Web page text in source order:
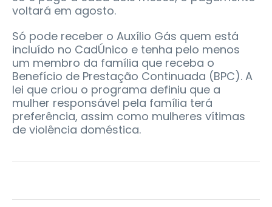
voltará em agosto.
Só pode receber o Auxílio Gás quem está
incluído no CadÚnico e tenha pelo menos
um membro da família que receba o
Benefício de Prestação Continuada (BPC). A
lei que criou o programa definiu que a
mulher responsável pela família terá
preferência, assim como mulheres vítimas
de violência doméstica.